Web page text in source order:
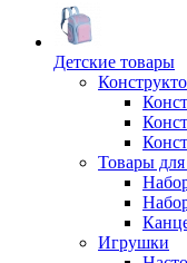
Детские товары
Товары для
Игрушки